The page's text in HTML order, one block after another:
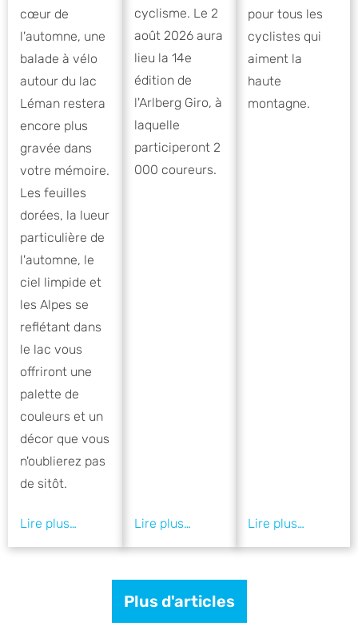
cœur de
l'automne, une
balade à vélo
autour du lac
Léman restera
encore plus
gravée dans
votre mémoire.
Les feuilles
dorées, la lueur
particulière de
l'automne, le
ciel limpide et
les Alpes se
reflétant dans
le lac vous
offriront une
palette de
couleurs et un
décor que vous
n'oublierez pas
de sitôt.
cyclisme. Le 2
août 2026 aura
lieu la 14e
édition de
l'Arlberg Giro, à
laquelle
participeront 2
000 coureurs.
pour tous les
cyclistes qui
aiment la
haute
montagne.
Plus d'articles